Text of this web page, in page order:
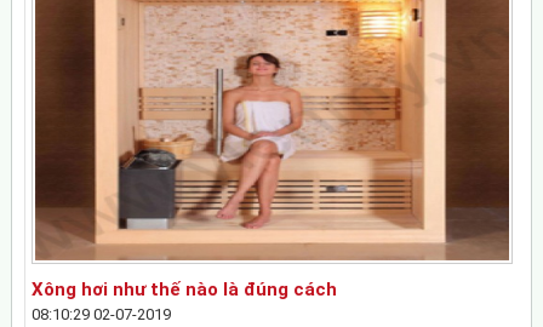
Xông hơi như thế nào là đúng cách
08:10:29 02-07-2019